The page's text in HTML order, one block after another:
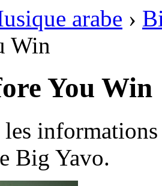
arabe ›
Win
You Win
les
Big Yavo.